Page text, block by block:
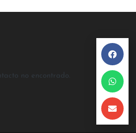
no encontrado.